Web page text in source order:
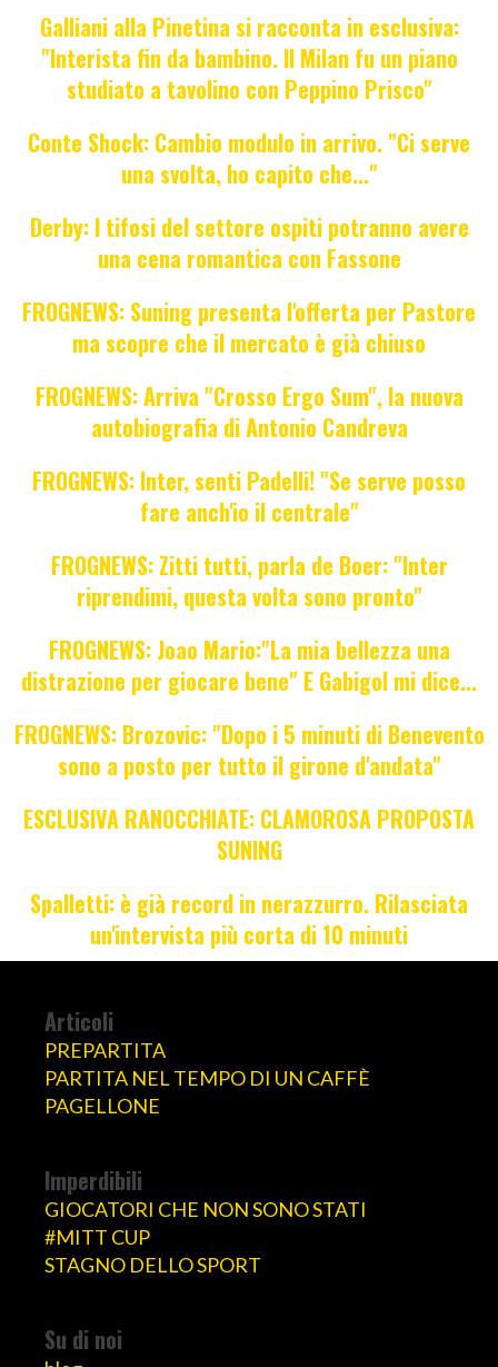
Galliani alla Pinetina si racconta in esclusiva:
"Interista fin da bambino. Il Milan fu un piano
studiato a tavolino con Peppino Prisco"
Conte Shock: Cambio modulo in arrivo. "Ci serve
una svolta, ho capito che..."
Derby: I tifosi del settore ospiti potranno avere
una cena romantica con Fassone
FROGNEWS: Suning presenta l'offerta per Pastore
ma scopre che il mercato è già chiuso
FROGNEWS: Arriva "Crosso Ergo Sum", la nuova
autobiografia di Antonio Candreva
FROGNEWS: Inter, senti Padelli! "Se serve posso
fare anch'io il centrale"
FROGNEWS: Zitti tutti, parla de Boer: "Inter
riprendimi, questa volta sono pronto"
FROGNEWS: Joao Mario:"La mia bellezza una
distrazione per giocare bene" E Gabigol mi dice...
FROGNEWS: Brozovic: "Dopo i 5 minuti di Benevento
sono a posto per tutto il girone d'andata"
ESCLUSIVA RANOCCHIATE: CLAMOROSA PROPOSTA
SUNING
Spalletti: è già record in nerazzurro. Rilasciata
un'intervista più corta di 10 minuti
Articoli
PREPARTITA
PARTITA NEL TEMPO DI UN CAFFÈ
PAGELLONE
Imperdibili
GIOCATORI CHE NON SONO STATI
#MITT CUP
STAGNO DELLO SPORT
Su di noi